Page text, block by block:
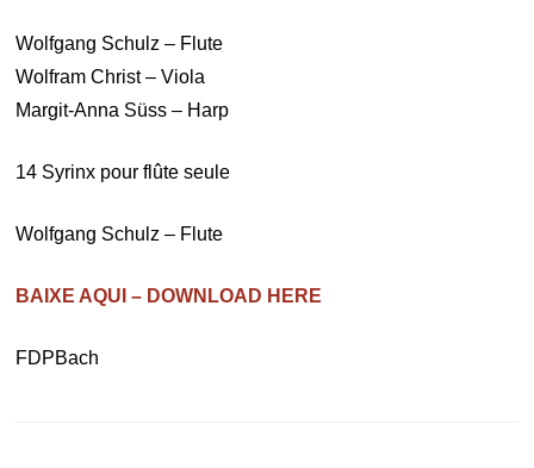
Wolfgang Schulz – Flute
Wolfram Christ – Viola
Margit-Anna Süss – Harp
14 Syrinx pour flûte seule
Wolfgang Schulz – Flute
BAIXE AQUI – DOWNLOAD HERE
FDPBach